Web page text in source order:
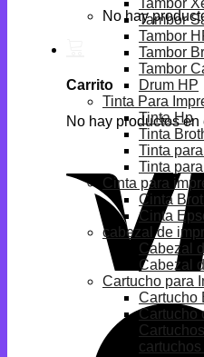
No hay
Carrito
No hay productos en
Tambor
Tambor
Tambor
Tambor
Tambor
Drum HP
Tinta Para
Tinta Hp
Tinta
Tinta
Tinta
Cinta para
Cinta
Cinta
cabezal de
Cabezal
Cabezal
Cartucho para
Cartucho
Cartucho